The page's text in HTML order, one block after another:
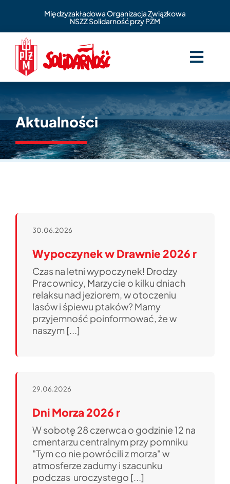
content
Międzyzakładowa Organizacja Związkowa
NSZZ Solidarność przy PŻM
Aktualności
Zasiłki statutowe
Benefity
Wspomnienia
Ważne linki
Pliki do pobrania
Strefa
Aktualności
30.06.2026
Wypoczynek w Drawnie 2026 r
Czas na letni wypoczynek! Drodzy
Pracownicy, Marzycie o kilku dniach
relaksu nad jeziorem, w otoczeniu
lasów i śpiewu ptaków? Mamy
przyjemność poinformować, że w
naszym [...]
29.06.2026
Dni Morza 2026 r
W sobotę 28 czerwca o godzinie 12 na
cmentarzu centralnym przy pomniku
"Tym co nie powrócili z morza" w
atmosferze zadumy i szacunku
podczas uroczystego [...]